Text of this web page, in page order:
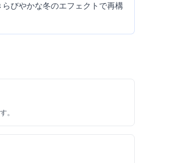
びやかな冬のエフェクトで再構
。